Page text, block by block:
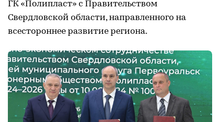
ГК «Полипласт» с Правительством
Свердловской области, направленного на
всестороннее развитие региона.